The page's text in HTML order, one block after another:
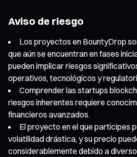
Aviso de riesgo
Los proyectos en BountyDrop
que aún se encuentran en fases
pueden implicar riesgos
operativos, tecnológicos y
Comprender las startups
riesgos inherentes requiere
financieros avanzados.
El proyecto en el que participes
volatilidad drástica, y su precio
considerablemente debido a